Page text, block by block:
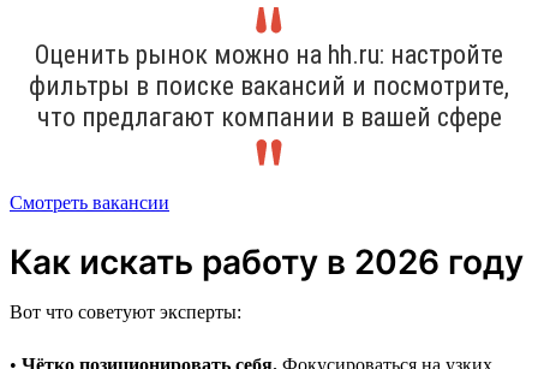
Оценить рынок можно на hh.ru: настройте
фильтры в поиске вакансий и посмотрите,
что предлагают компании в вашей сфере
Смотреть вакансии
Как искать работу в 2026 году
Вот что советуют эксперты:
• Чётко позиционировать себя. Фокусироваться на узких